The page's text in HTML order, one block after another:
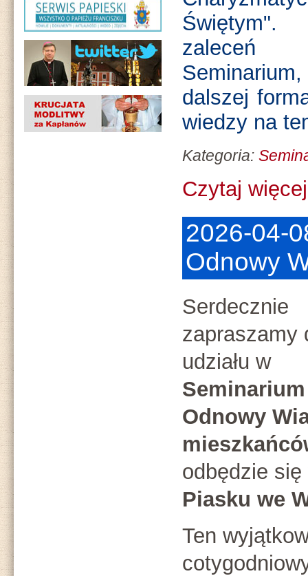
zaleceń
dalszej
wiedzy na
Kategoria:
Czytaj
2026-04-
Odnowy
Serdecznie
zapraszamy
udziału w
Seminarium
Odnowy
odbędzie
Piasku we
Ten